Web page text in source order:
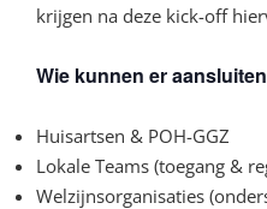
krijgen na deze kick-off
Wie kunnen er
Huisartsen & POH-GGZ
​Lokale Teams (toegang &
​Welzijnsorganisaties